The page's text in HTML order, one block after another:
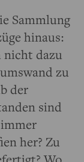
Sammlung
hinaus:
nicht dazu
zu
der
sind
her? Zu